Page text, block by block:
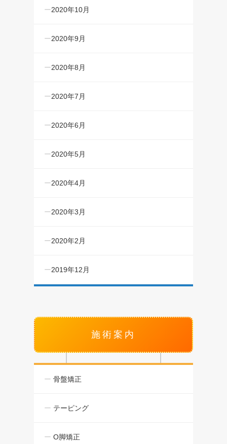
2020年10月
2020年9月
2020年8月
2020年7月
2020年6月
2020年5月
2020年4月
2020年3月
2020年2月
2019年12月
施術案内
骨盤矯正
テーピング
O脚矯正